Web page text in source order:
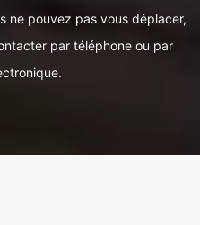
ne pouvez pas vous déplacer,
par téléphone ou par